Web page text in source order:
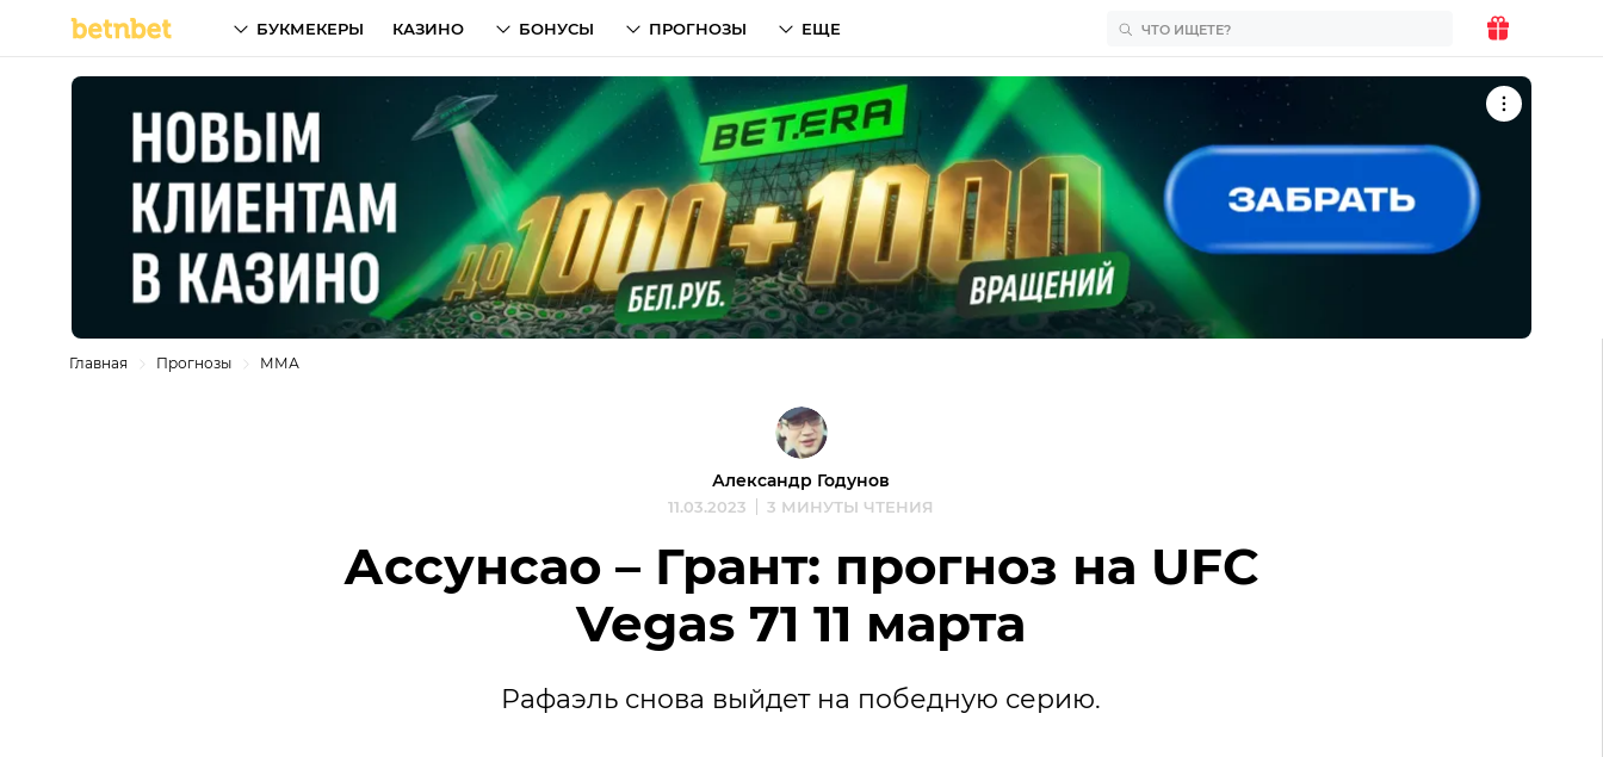
БУКМЕКЕРЫ КАЗИНО БОНУСЫ ПРОГНОЗЫ ЕЩЕ
Главная Прогнозы ММА
Александр Годунов
11.03.2023 3 МИНУТЫ ЧТЕНИЯ
Ассунсао – Грант: прогноз на UFC
Vegas 71 11 марта
Рафаэль снова выйдет на победную серию.